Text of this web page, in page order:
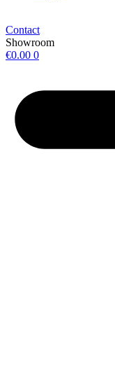
Contact
Showroom
€0.00 0